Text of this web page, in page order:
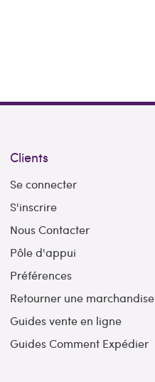
Clients
Se connecter
S'inscrire
Nous Contacter
Pôle d'appui
Préférences
Retourner une marchandise
Guides vente en ligne
Guides Comment Expédier